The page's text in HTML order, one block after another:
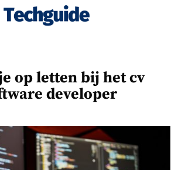
op letten bij het cv
developer